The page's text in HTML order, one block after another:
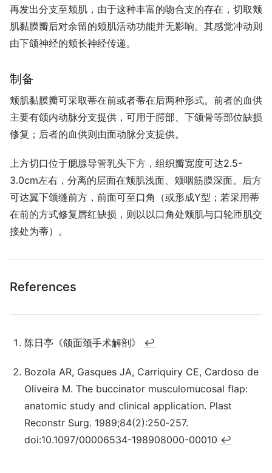
再发出分支至颊肌，由于这种丰富的吻合支的存在，切取颊
肌黏膜瓣后对余留的颊肌活动功能并无影响。其感觉冲动则
由下颌神经的颊长神经传递。
制备
颊肌黏膜瓣可采取蒂在前或者蒂在后两种形式。前者的血供
主要有颌内动脉分支提供，可用于腭部、下颌骨等部位缺损
修复；后者的血供则由面动脉分支提供。
上方切口位于腮腺导管乳头下方，组织瓣宽度可达2.5-
3.0cm左右，分离的层面在颊肌浅面、颊咽筋膜深面。后方
可达翼下颌缝前方，前面可至口角（或形成Y型；若采用蒂
在前的方式修复唇红缺损，则以以口角处颊肌与口轮匝肌交
接处为蒂）。
References
陈日亭《颌面颈手术解剖》 ↩
Bozola AR, Gasques JA, Carriquiry CE, Cardoso de
Oliveira M. The buccinator musculomucosal flap:
anatomic study and clinical application. Plast
Reconstr Surg. 1989;84(2):250‐257.
doi:10.1097/00006534-198908000-00010 ↩